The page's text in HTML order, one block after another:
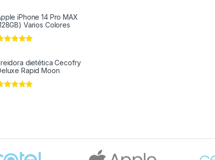
iPhone 14 Pro MAX
Varios Colores
dietética Cecofry
Rapid Moon